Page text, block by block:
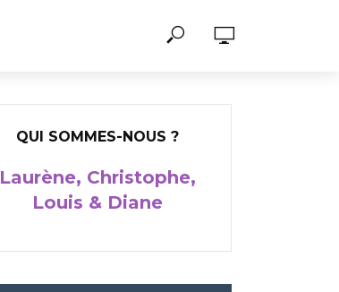
QUI SOMMES-NOUS ?
Laurène, Christophe,
Louis & Diane